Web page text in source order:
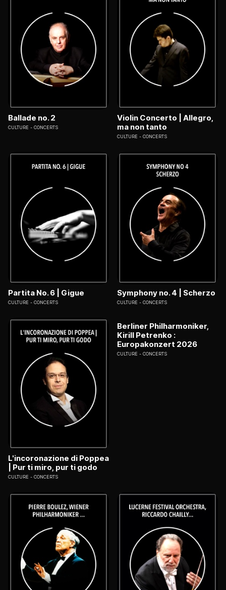
Ballade no. 2
CULTURE CONCERTS
Violin Concerto | Allegro,
ma non tanto
CULTURE CONCERTS
Partita No. 6 | Gigue
CULTURE CONCERTS
Symphony no. 4 | Scherzo
CULTURE CONCERTS
L'incoronazione di Poppea
| Pur ti miro, pur ti godo
CULTURE CONCERTS
Berliner Philharmoniker,
Kirill Petrenko :
Europakonzert 2026
CULTURE CONCERTS